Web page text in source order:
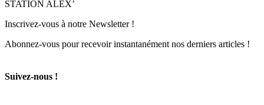
STATION ALEX’
Inscrivez-vous à notre Newsletter !
Abonnez-vous pour recevoir instantanément nos derniers articles !
Suivez-nous !